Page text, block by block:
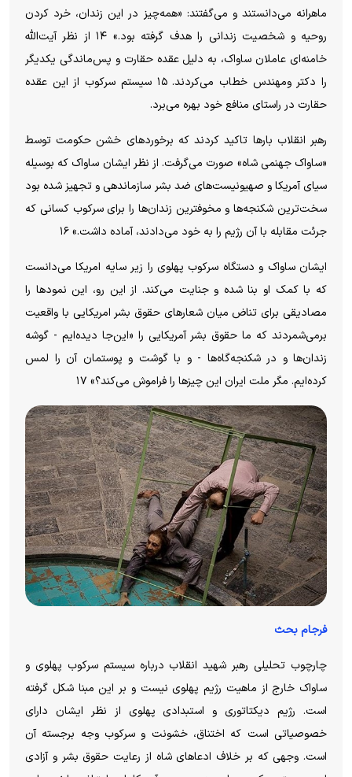
d
e
o
ماهرانه می‌دانستند و می‌گفتند: «همه‌چیز در این زندان، خرد کردن
روحیه و شخصیت زندانی را هدف گرفته بود.» ۱۴ از نظر آیت‌الله
خامنه‌ای عاملان ساواک، به دلیل عقده حقارت و پس‌ماندگی یکدیگر
را دکتر ومهندس خطاب می‌کردند. ۱۵ سیستم سرکوب از این عقده
حقارت در راستای منافع خود بهره می‌برد.
رهبر انقلاب بار‌ها تاکید کردند که برخورد‌های خشن حکومت توسط
«ساواک جهنمی شاه» صورت می‌گرفت. از نظر ایشان ساواک که بوسیله
سیای آمریکا و صهیونیست‌های ضد بشر سازماندهی و تجهیز شده بود
سخت‌ترین شکنجه‌ها و مخوفترین زندان‌ها را برای سرکوب کسانی که
جرئت مقابله با آن رژیم را به خود می‌دادند، آماده داشت.» ۱۶
ایشان ساواک و دستگاه سرکوب پهلوی را زیر سایه امریکا می‌دانست
که با کمک او بنا شده و جنایت می‌کند. از این رو، این نمود‌ها را
مصادیقی برای تناض میان شعار‌های حقوق بشر امریکایی با واقعیت
برمی‌شمردند که ما حقوق بشر آمریکایی را «این‌جا دیده‌ایم - گوشه
زندان‌ها و در شکنجه‌گاه‌ها - و با گوشت و پوستمان آن را لمس
کرده‌ایم. مگر ملت ایران این چیز‌ها را فراموش می‌کند؟» ۱۷
فرجام بحث
چارچوب تحلیلی رهبر شهید انقلاب درباره سیستم سرکوب پهلوی و
ساواک خارج از ماهیت رژیم پهلوی نیست و بر این مبنا شکل گرفته
است. رژیم دیکتاتوری و استبدادی پهلوی از نظر ایشان دارای
خصوصیاتی است که اختناق، خشونت و سرکوب وجه برجسته آن
است. وجهی که بر خلاف ادعا‌های شاه از رعایت حقوق بشر و آزادی